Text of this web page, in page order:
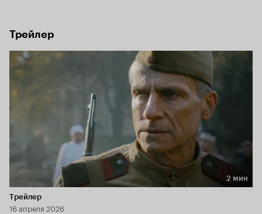
Трейлер
Длительность 2 мин
2 мин
Трейлер
16 апреля 2026